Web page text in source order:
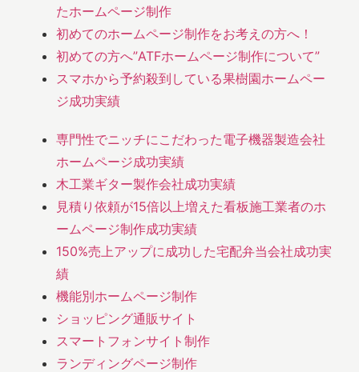
たホームページ制作
初めてのホームページ制作をお考えの方へ！
初めての方へ”ATFホームページ制作について”
スマホから予約殺到している果樹園ホームペー
ジ成功実績
専門性でニッチにこだわった電子機器製造会社
ホームページ成功実績
木工業ギター製作会社成功実績
見積り依頼が15倍以上増えた看板施工業者のホ
ームページ制作成功実績
150%売上アップに成功した宅配弁当会社成功実
績
機能別ホームページ制作
ショッピング通販サイト
スマートフォンサイト制作
ランディングページ制作